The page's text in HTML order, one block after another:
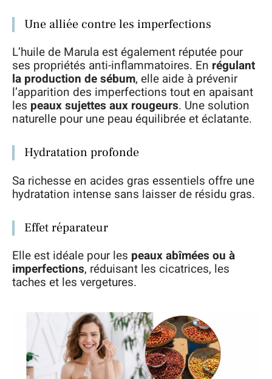
Une alliée contre les imperfections
L’huile de Marula est également réputée pour
ses propriétés anti-inflammatoires. En régulant
la production de sébum, elle aide à prévenir
l’apparition des imperfections tout en apaisant
les peaux sujettes aux rougeurs. Une solution
naturelle pour une peau équilibrée et éclatante.
Hydratation profonde
Sa richesse en acides gras essentiels offre une
hydratation intense sans laisser de résidu gras.
Effet réparateur
Elle est idéale pour les peaux abîmées ou à
imperfections, réduisant les cicatrices, les
taches et les vergetures.